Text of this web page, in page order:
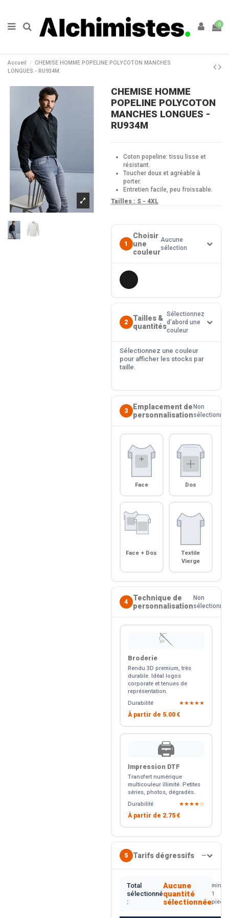
0
Accueil
CHEMISE HOMME POPELINE POLYCOTON MANCHES
LONGUES - RU934M
CHEMISE HOMME
POPELINE POLYCOTON
MANCHES LONGUES -
RU934M
Coton popeline: tissu lisse et
résistant.
Toucher doux et agréable à
porter.
Entretien facile, peu froissable.
Tailles : S - 4XL
1
Choisir
une
couleur
Aucune
sélection
2
Tailles &
quantités
Sélectionnez
d'abord une
couleur
Sélectionnez une couleur
pour afficher les stocks par
taille.
3
Emplacement de
personnalisation
Non
sélectionné
Face Dos
Face + Dos
Textile
Vierge
4
Technique de
personnalisation
Non
sélectionné
🪡
Broderie
Rendu 3D premium, très
durable. Idéal logos
corporate et tenues de
représentation.
Durabilité
★★★★★
À partir de 5.00 €
🖨️
Impression DTF
Transfert numérique
multicouleur illimité. Petites
séries, photos, dégradés.
Durabilité
★★★★☆
À partir de 2.75 €
5 Tarifs dégressifs —
Total
sélectionné
:
Aucune
quantité
sélectionnée
min.
1
pièce